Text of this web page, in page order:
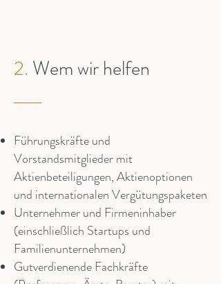
2. Wem wir helfen
Führungskräfte und
Vorstandsmitglieder mit
Aktienbeteiligungen, Aktienoptionen
und internationalen Vergütungspaketen
Unternehmer und Firmeninhaber
(einschließlich Startups und
Familienunternehmen)
Gutverdienende Fachkräfte